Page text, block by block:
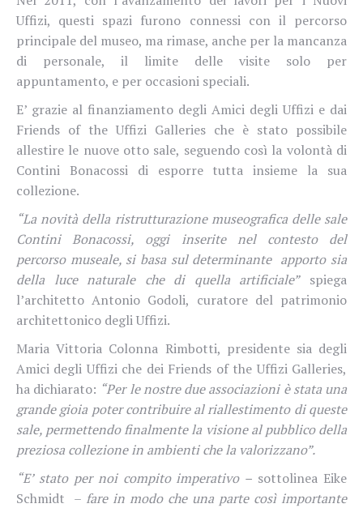
Uffizi, questi spazi furono connessi con il percorso
principale del museo, ma rimase, anche per la mancanza
di personale, il limite delle visite solo per
appuntamento, e per occasioni speciali.
E’ grazie al finanziamento degli Amici degli Uffizi e dai
Friends of the Uffizi Galleries che è stato possibile
allestire le nuove otto sale, seguendo così la volontà di
Contini Bonacossi di esporre tutta insieme la sua
collezione.
“La novità della ristrutturazione museografica delle sale
Contini Bonacossi, oggiinserite nel contesto del
percorso museale, si basa sul determinante apporto sia
della luce naturale che di quella artificiale”spiega
l’architetto Antonio Godoli, curatore del patrimonio
architettonico degli Uffizi.
Maria Vittoria Colonna Rimbotti, presidente sia degli
Amici degli Uffizi che dei Friends of the Uffizi Galleries,
ha dichiarato: “Per le nostre due associazioni è stata una
grande gioia poter contribuire al riallestimento di queste
sale, permettendo finalmente la visione al pubblico della
preziosa collezione in ambienti che la valorizzano”.
“E’ stato per noi compito imperativo – sottolinea Eike
Schmidt – fare in modo che una parte così importante